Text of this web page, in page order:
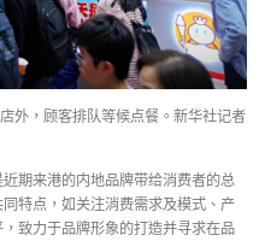
外，顾客排队等候点餐。新华社记者
期来港的内地品牌带给消费者的总
特点，如关注消费需求及模式、产
致力于品牌形象的打造并寻求在品